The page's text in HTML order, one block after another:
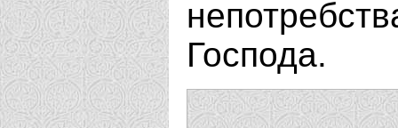
Господа.